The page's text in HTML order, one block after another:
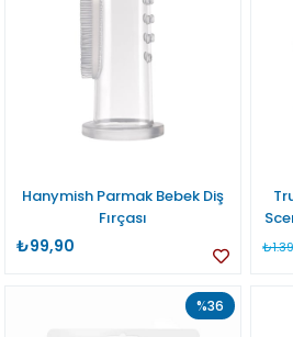
Hanymish Parmak Bebek Diş
Fırçası
₺99,90
%36